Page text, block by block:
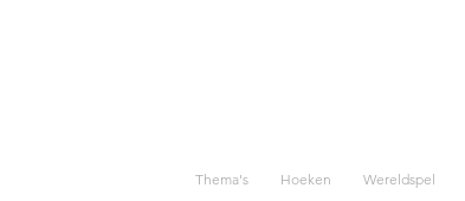
Thema's Hoeken Wereldspel